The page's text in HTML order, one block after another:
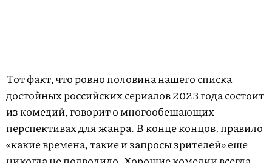
Тот факт, что ровно половина нашего списка
достойных российских сериалов 2023 года состоит
из комедий, говорит о многообещающих
перспективах для жанра. В конце концов, правило
«какие времена, такие и запросы зрителей» еще